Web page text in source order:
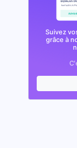
Suivez
grâce à